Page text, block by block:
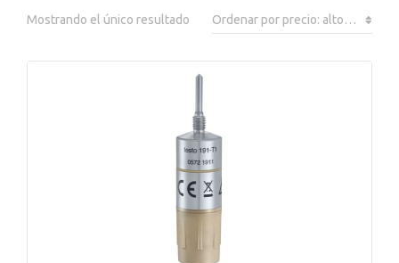
Mostrando el único resultado